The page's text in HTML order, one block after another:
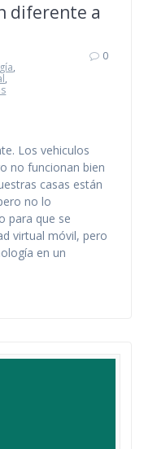
diferente a
,
,
0
Los vehiculos
no funcionan bien
casas están
no lo
para que se
virtual móvil, pero
en un